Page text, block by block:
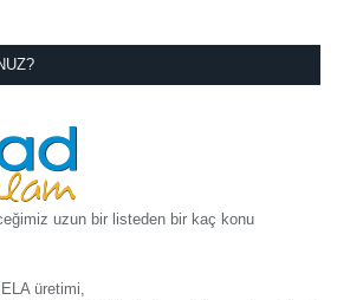
uzun bir listeden bir kaç konu
üretimi,